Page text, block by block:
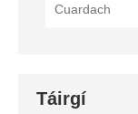
Táirgí